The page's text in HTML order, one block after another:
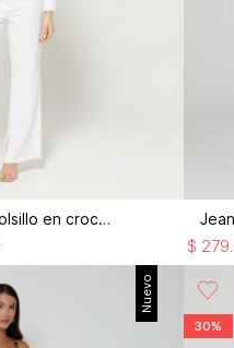
Jean recto tiro alto bolsillo en crochet
$ 279
Nuevo
30%